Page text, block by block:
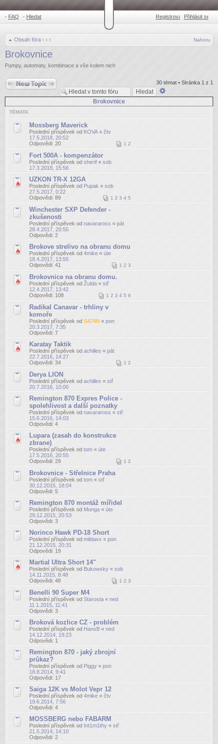
• FAQ • Hledat Registrovat •Přihlásit se
Obsah fóra ‹ ‹ ‹ Nahoru
Brokovnice
Pumpy, automaty, kombinace a vše kolem nich
30 témat • Stránka 1 z 1
Odeslat nové téma
hledání
Brokovnice
TÉMATA
Mossberg Maverick
Poslední příspěvek od KOVA « čtv
17.5.2018, 20:52
Odpovědi: 20 1 2
Fort 500A - kompenzátor
Poslední příspěvek od sherif « sob
17.3.2018, 15:56
UZKON TR-X 12GA
Poslední příspěvek od Pupak « sob
27.5.2017, 0:22
Odpovědi: 89 1 2 3 4 5
Winchester SXP Defender -
zkušenosti
Poslední příspěvek od navaraross « pát
28.4.2017, 20:55
Odpovědi: 2
Brokove strelivo na obranu domu
Poslední příspěvek od 4mike « úte
18.4.2017, 13:55
Odpovědi: 41 1 2 3
Brokovnice na obranu domu.
Poslední příspěvek od Žulda « stř
12.4.2017, 13:42
Odpovědi: 108 1 2 3 4 5 6
Radikal Canavar - trhliny v
komoře
Poslední příspěvek od S474N « pon
20.3.2017, 7:35
Odpovědi: 7
Karatay Taktik
Poslední příspěvek od achilles « pát
22.7.2016, 14:27
Odpovědi: 34 1 2
Derya LION
Poslední příspěvek od achilles « stř
20.7.2016, 10:00
Remington 870 Expres Police -
spolehlivost a další poznatky
Poslední příspěvek od navaraross « stř
15.6.2016, 14:03
Odpovědi: 4
Lupara (zasah do konstrukce
zbrane)
Poslední příspěvek od tom « úte
17.5.2016, 20:55
Odpovědi: 29 1 2
Brokovnice - Střelnice Praha
Poslední příspěvek od tom « stř
30.12.2015, 18:04
Odpovědi: 5
Remington 870 montáž mířidel
Poslední příspěvek od Munga « úte
29.12.2015, 20:53
Odpovědi: 3
Norinco Hawk PD-18 Short
Poslední příspěvek od mildaxx « pon
21.12.2015, 20:31
Odpovědi: 19
Martial Ultra Short 14"
Poslední příspěvek od Bukowsky « sob
14.11.2015, 8:48
Odpovědi: 48 1 2 3
Benelli 90 Super M4
Poslední příspěvek od Starosta « ned
11.1.2015, 11:41
Odpovědi: 3
Broková kozlice CZ - problém
Poslední příspěvek od HansB « ned
14.12.2014, 19:23
Odpovědi: 1
Remington 870 - jaký zbrojní
průkaz?
Poslední příspěvek od Piggy « pon
18.8.2014, 9:41
Odpovědi: 17
Saiga 12K vs Molot Vepr 12
Poslední příspěvek od 4mike « čtv
19.6.2014, 7:56
Odpovědi: 4
MOSSBERG nebo FABARM
Poslední příspěvek od Int1m1thy « stř
21.5.2014, 14:10
Odpovědi: 2